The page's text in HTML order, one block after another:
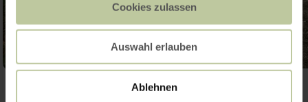
Cookies zulassen
Auswahl erlauben
Ablehnen
Galerie öffnen